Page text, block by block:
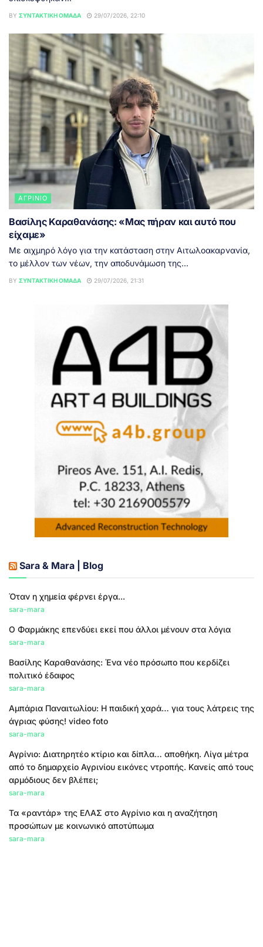
BY ΣΥΝΤΑΚΤΙΚΉ ΟΜΆΔΑ 29/07/2026, 22:10
ΑΓΡΊΝΙΟ
Βασίλης Καραθανάσης: «Μας πήραν και αυτό που
είχαμε»
Με αιχμηρό λόγο για την κατάσταση στην Αιτωλοακαρνανία,
το μέλλον των νέων, την αποδυνάμωση της...
BY ΣΥΝΤΑΚΤΙΚΉ ΟΜΆΔΑ 29/07/2026, 21:31
Sara & Mara | Blog
Όταν η χημεία φέρνει έργα...
sara-mara
Ο Φαρμάκης επενδύει εκεί που άλλοι μένουν στα λόγια
sara-mara
Βασίλης Καραθανάσης: Ένα νέο πρόσωπο που κερδίζει
πολιτικό έδαφος
sara-mara
Αμπάρια Παναιτωλίου: Η παιδική χαρά… για τους λάτρεις της
άγριας φύσης! video foto
sara-mara
Αγρίνιο: Διατηρητέο κτίριο και δίπλα… αποθήκη. Λίγα μέτρα
από το δημαρχείο Αγρινίου εικόνες ντροπής. Κανείς από τους
αρμόδιους δεν βλέπει;
sara-mara
Τα «ραντάρ» της ΕΛΑΣ στο Αγρίνιο και η αναζήτηση
προσώπων με κοινωνικό αποτύπωμα
sara-mara